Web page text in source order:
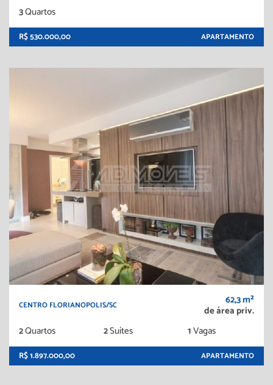
3Quartos
R$ 530.000,00 APARTAMENTO
CENTRO FLORIANOPOLIS/SC 62,3 m²
de área priv.
2Quartos 2Suítes 1Vagas
R$ 1.897.000,00 APARTAMENTO